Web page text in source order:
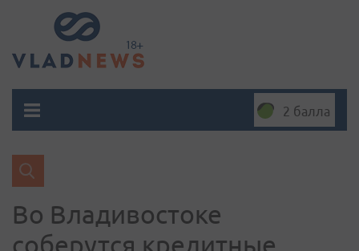
2 балла
Во Владивостоке
соберутся кредитные